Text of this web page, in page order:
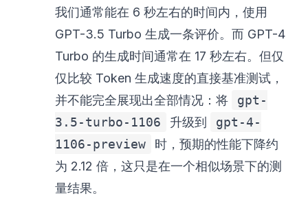
我们通常能在 6 秒左右的时间内，使用
GPT-3.5 Turbo 生成一条评价。而 GPT-4
Turbo 的生成时间通常在 17 秒左右。但仅
仅比较 Token 生成速度的直接基准测试，
并不能完全展现出全部情况：将
gpt-
3.5-turbo-1106
升级到
gpt-4-
1106-preview
时，预期的性能下降约
为 2.12 倍，这只是在一个相似场景下的测
量结果。